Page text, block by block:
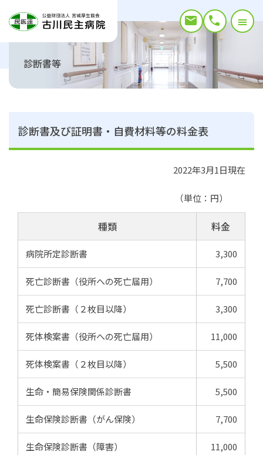
診断書等
診断書及び証明書・自費材料等の料金表
2022年3月1日現在
（単位：円）
種類 料金
病院所定診断書 3,300
死亡診断書（役所への死亡届用） 7,700
死亡診断書（２枚目以降） 3,300
死体検案書（役所への死亡届用） 11,000
死体検案書（２枚目以降） 5,500
生命・簡易保険関係診断書 5,500
生命保険診断書（がん保険） 7,700
生命保険診断書（障害） 11,000